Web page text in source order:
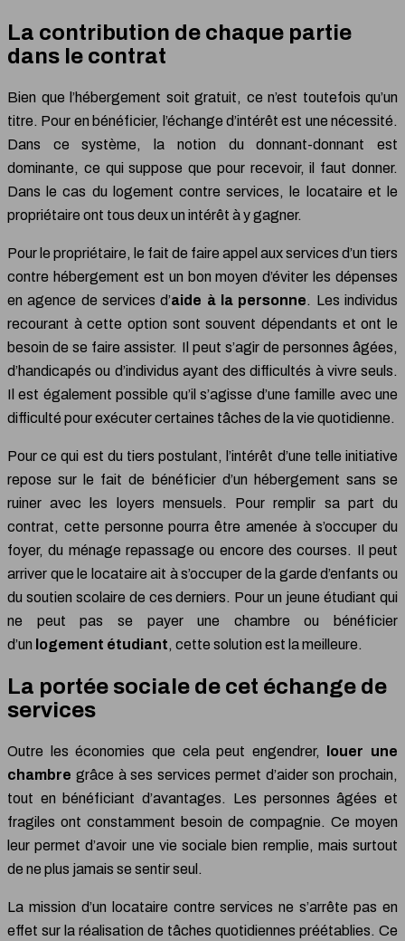
La contribution de chaque partie
dans le contrat
Bien que l’hébergement soit gratuit, ce n’est toutefois qu’un
titre. Pour en bénéficier, l’échange d’intérêt est une nécessité.
Dans ce système, la notion du donnant-donnant est
dominante, ce qui suppose que pour recevoir, il faut donner.
Dans le cas du logement contre services, le locataire et le
propriétaire ont tous deux un intérêt à y gagner.
Pour le propriétaire, le fait de faire appel aux services d’un tiers
contre hébergement est un bon moyen d’éviter les dépenses
en agence de services d’aide à la personne. Les individus
recourant à cette option sont souvent dépendants et ont le
besoin de se faire assister. Il peut s’agir de personnes âgées,
d’handicapés ou d’individus ayant des difficultés à vivre seuls.
Il est également possible qu’il s’agisse d’une famille avec une
difficulté pour exécuter certaines tâches de la vie quotidienne.
Pour ce qui est du tiers postulant, l’intérêt d’une telle initiative
repose sur le fait de bénéficier d’un hébergement sans se
ruiner avec les loyers mensuels. Pour remplir sa part du
contrat, cette personne pourra être amenée à s’occuper du
foyer, du ménage repassage ou encore des courses. Il peut
arriver que le locataire ait à s’occuper de la garde d’enfants ou
du soutien scolaire de ces derniers. Pour un jeune étudiant qui
ne peut pas se payer une chambre ou bénéficier
d’un logement étudiant, cette solution est la meilleure.
La portée sociale de cet échange de
services
Outre les économies que cela peut engendrer,
louer une
chambre grâce à ses services permet d’aider son prochain,
tout en bénéficiant d’avantages. Les personnes âgées et
fragiles ont constamment besoin de compagnie. Ce moyen
leur permet d’avoir une vie sociale bien remplie, mais surtout
de ne plus jamais se sentir seul.
La mission d’un locataire contre services ne s’arrête pas en
effet sur la réalisation de tâches quotidiennes préétablies. Ce